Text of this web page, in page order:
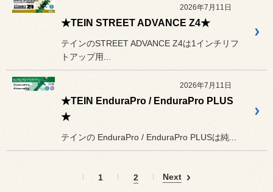
2026年7月11日
★TEIN STREET ADVANCE Z4★
テインのSTREET ADVANCE Z4は1インチリフ
トアップ用...
2026年7月11日
★TEIN EnduraPro / EnduraPro PLUS
★
テインの EnduraPro / EnduraPro PLUSは純...
1 2 Next